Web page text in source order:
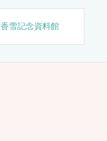
香雪記念資料館